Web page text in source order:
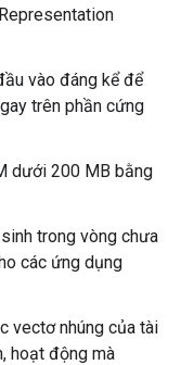
vào đáng kể để
trên phần cứng
dưới 200 MB bằng
trong vòng chưa
các ứng dụng
vectơ nhúng của tài
hoạt động mà